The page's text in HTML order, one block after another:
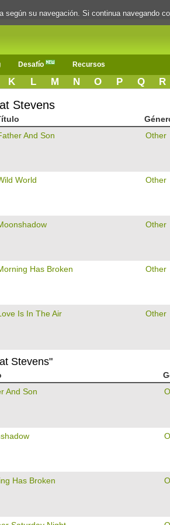
Desafío Recursos
K L M N O P Q R
Stevens
And Son Other
World Other
Other
Has Broken Other
Is In The Air Other
Stevens"
And Son
Has Broken
su navegación. Si continua navegando